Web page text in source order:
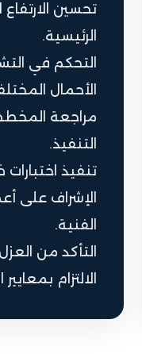
تحسين
الرئيسية.
التحكم في
الأحمال
التنفيذ.
تنفيذ
الفنية.
التأكد من
الالتزام